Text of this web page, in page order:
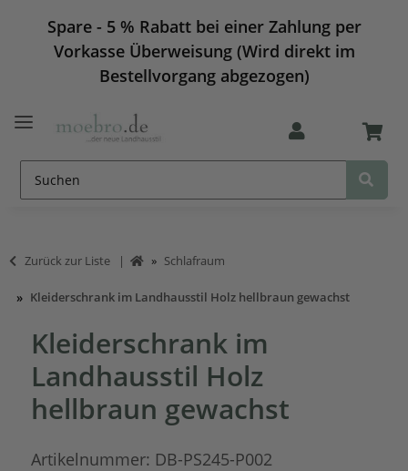
Spare - 5 % Rabatt bei einer Zahlung per
Vorkasse Überweisung (Wird direkt im
Bestellvorgang abgezogen)
Zurück zur Liste Schlafraum
Kleiderschrank im Landhausstil Holz hellbraun gewachst
Kleiderschrank im
Landhausstil Holz
hellbraun gewachst
Artikelnummer: DB-PS245-P002